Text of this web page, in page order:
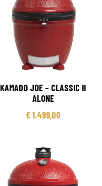
KAMADO JOE – CLASSIC II
ALONE
€1.499,00